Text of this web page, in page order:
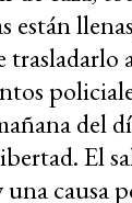
están
del
El
causa